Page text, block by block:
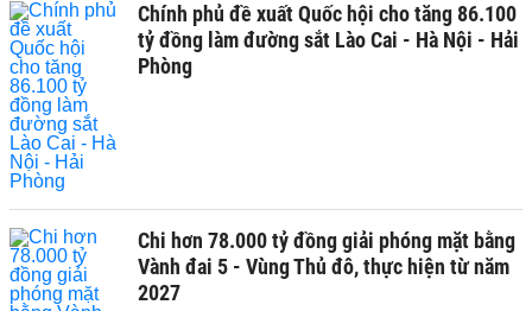
Chính phủ đề xuất Quốc hội cho tăng 86.100
tỷ đồng làm đường sắt Lào Cai - Hà Nội - Hải
Phòng
Chi hơn 78.000 tỷ đồng giải phóng mặt bằng
Vành đai 5 - Vùng Thủ đô, thực hiện từ năm
2027